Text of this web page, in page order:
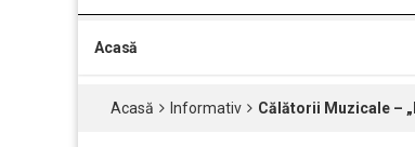
Acasă
Acasă Informativ Călătorii Muzicale –